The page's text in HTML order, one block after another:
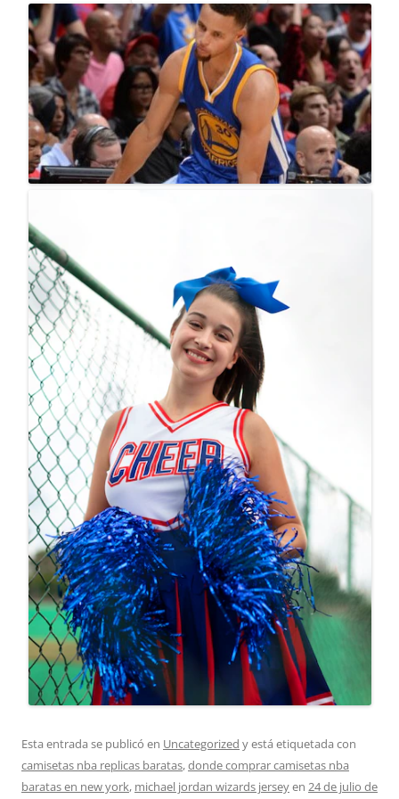
Esta entrada se publicó en Uncategorized y está etiquetada con
camisetas nba replicas baratas,donde comprar camisetas nba
baratas en new york, michael jordan wizards jerseyen 24 de julio de